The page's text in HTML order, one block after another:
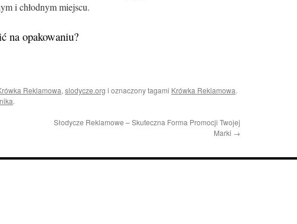
i chłodnym miejscu.
na opakowaniu?
Reklamowa, slodycze.org i oznaczony tagami Krówka Reklamowa.
.
Słodycze Reklamowe – Skuteczna Forma Promocji Twojej
Marki →